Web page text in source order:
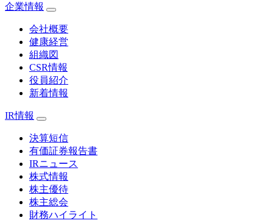
企業情報
会社概要
健康経営
組織図
CSR情報
役員紹介
新着情報
IR情報
決算短信
有価証券報告書
IRニュース
株式情報
株主優待
株主総会
財務ハイライト